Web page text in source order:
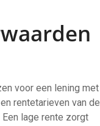
voor een lening met
rentetarieven van de
lage rente zorgt